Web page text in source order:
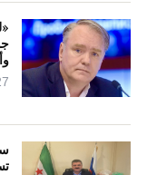
27